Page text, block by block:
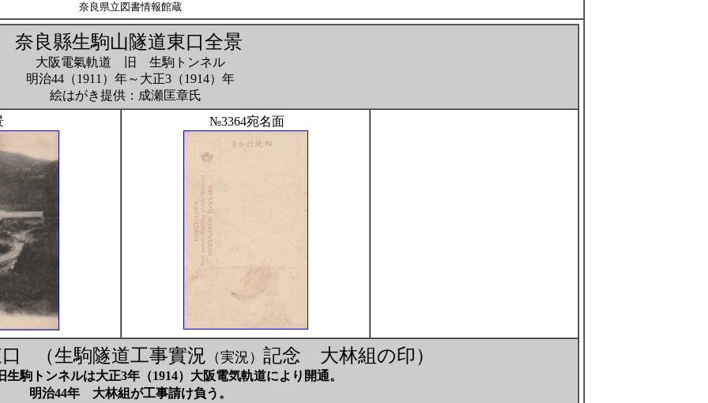
奈良県立図書情報館蔵
奈良縣生駒山隧道東口全景
大阪電氣軌道 旧 生駒トンネル
明治44（1911）年～大正3（1914）年
絵はがき提供：成瀬匡章氏
№3364宛名面
（生駒隧道工事實況 （実況） 記念 大林組の印）
生駒トンネルは大正3年（1914）大阪電気軌道により開通。
明治44年 大林組が工事請け負う。